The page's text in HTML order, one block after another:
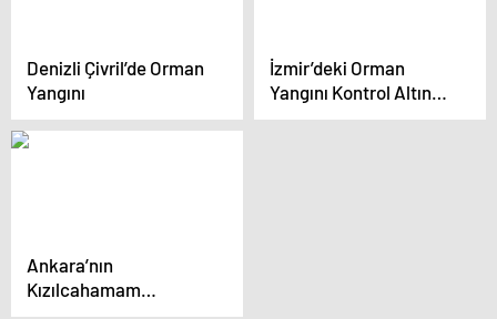
Denizli Çivril’de Orman
Yangını
İzmir’deki Orman
Yangını Kontrol Altına
Alındı
Ankara’nın
Kızılcahamam
ilçesinde orman